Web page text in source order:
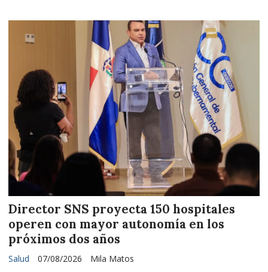
Director SNS proyecta 150 hospitales
operen con mayor autonomía en los
próximos dos años
Mila Matos
Salud 07/08/2026